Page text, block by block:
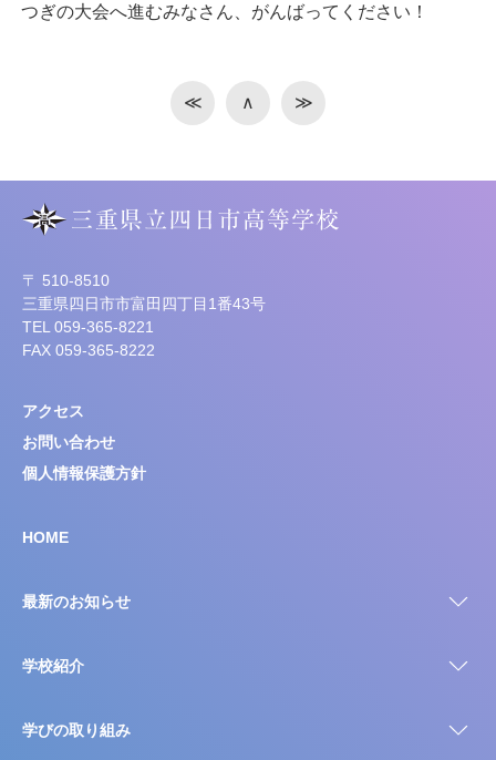
つぎの大会へ進むみなさん、がんばってください！
≪ ∧ ≫
〒 510-8510
三重県四日市市富田四丁目1番43号
TEL 059-365-8221
FAX 059-365-8222
アクセス
お問い合わせ
個人情報保護方針
HOME
最新のお知らせ
学校紹介
学びの取り組み